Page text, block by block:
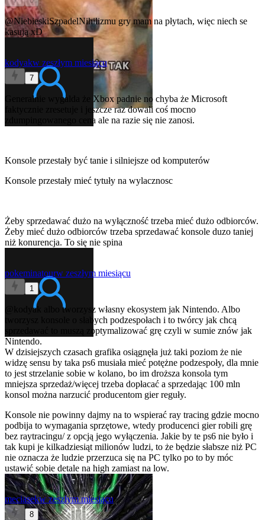
@NiebieskiSzpadelNihilizmu gry mam na płytach, więc niech se
kasują xD
kodyakw zeszłym miesiącu
7
Generalnie wygalda że Xbox padnie no chyba że Microsoft
faktycznie zresetuje i jeszcze raz dowali coś mocno
zdumpingowanego cena ale na razie się nie zanosi.
Konsole przestały być tanie i silniejsze od komputerów
Konsole przestały mieć tytuły na wylacznosc
Żeby sprzedawać dużo na wyłączność trzeba mieć dużo odbiorców.
Żeby mieć dużo odbiorców trzeba sprzedawać konsole duzo taniej
niż konurencja. To się nie spina
pokeminatourw zeszłym miesiącu
1
@kodyak
albo tworzysz własny ekosystem jak Nintendo. Albo
tworzysz konsole o słabych podzespołach i to twórcy jak chcą
sprzedawać to muszą zoptymalizować grę czyli w sumie znów jak
Nintendo.
W dzisiejszych czasach grafika osiągnęła już taki poziom że nie
widzę sensu by taka ps6 musiała mieć potężne podzespoły, dla mnie
to jest strzelanie sobie w kolano, bo im droższa konsola tym
mniejsza sprzedaż/więcej trzeba dopłacać a sprzedając 100 mln
konsol można narzucić producentom gier reguły.
Konsole nie powinny dajmy na to wspierać ray tracing gdzie mocno
podbija to wymagania sprzętowe, wtedy producenci gier robili grę
bez raytracingu/ z opcją jego wyłączenia. Jakie by te ps6 nie było i
tak kupi je kilkadziesiąt milionów ludzi, to że będzie słabsze niż PC
nie oznacza że ludzie przerzuca się na PC tylko po to by móc
ustawić sobie detale na high zamiast na low.
meciasekw zeszłym miesiącu
8